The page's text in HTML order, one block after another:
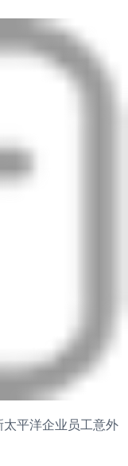
平洋企业员工意外